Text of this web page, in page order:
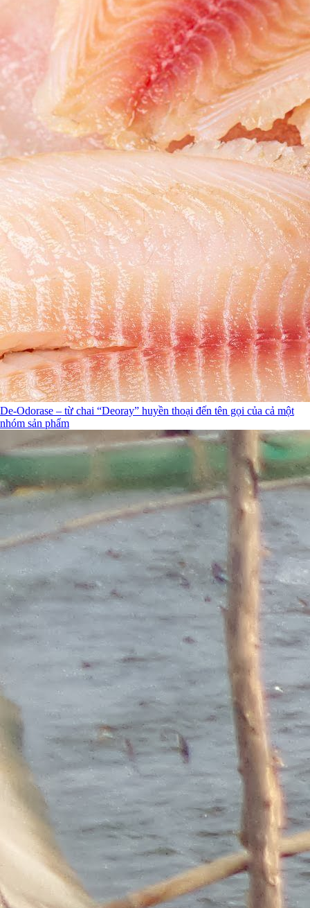
De-Odorase – từ chai “Deoray” huyền thoại đến tên gọi của cả một
nhóm sản phẩm